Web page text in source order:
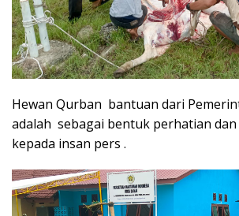
Hewan Qurban bantuan dari
adalah sebagai bentuk perhatian
kepada insan pers .